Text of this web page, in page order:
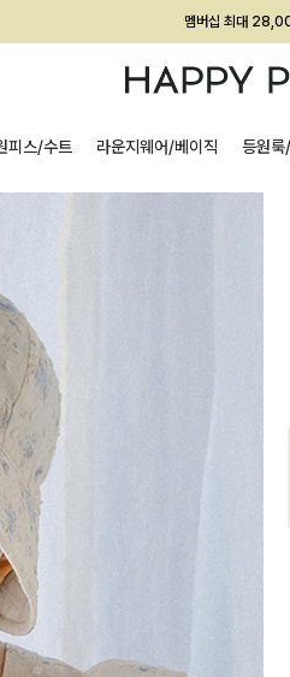
회원전용 아울렛, 가입
멤버십 최대
피스/수트 라운지웨어/베이직 등원룩